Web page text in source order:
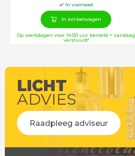
In voorraad
In winkelwagen
Op werkdagen voor 14:00 uur besteld = vandaag
verstuurd!
LICHT
ADVIES
Raadpleeg adviseur